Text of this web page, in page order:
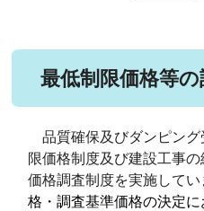
最低制限価格等
品質確保及びダンピング
限価格制度及び建設工事
価格調査制度を実施して
格・調査基準価格の決定